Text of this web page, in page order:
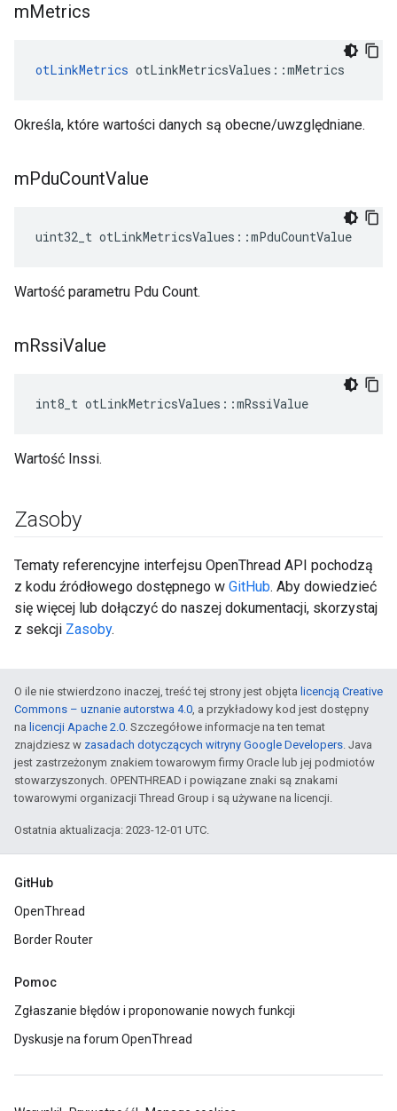
mMetrics
otLinkMetrics otLinkMetricsValues ::mMetrics
Określa, które wartości danych są obecne/uwzględniane.
mPduCountValue
uint32_t otLinkMetricsValues ::mPduCountValue
Wartość parametru Pdu Count.
mRssiValue
int8_t otLinkMetricsValues ::mRssiValue
Wartość Inssi.
Zasoby
Tematy referencyjne interfejsu OpenThread API pochodzą
z kodu źródłowego dostępnego w GitHub. Aby dowiedzieć
się więcej lub dołączyć do naszej dokumentacji, skorzystaj
z sekcji Zasoby.
O ile nie stwierdzono inaczej, treść tej strony jest objęta licencją Creative
Commons – uznanie autorstwa 4.0, a przykładowy kod jest dostępny
na licencji Apache 2.0. Szczegółowe informacje na ten temat
znajdziesz w zasadach dotyczących witryny Google Developers. Java
jest zastrzeżonym znakiem towarowym firmy Oracle lub jej podmiotów
stowarzyszonych. OPENTHREAD i powiązane znaki są znakami
towarowymi organizacji Thread Group i są używane na licencji.
Ostatnia aktualizacja: 2023-12-01 UTC.
GitHub
OpenThread
Border Router
Pomoc
Zgłaszanie błędów i proponowanie nowych funkcji
Dyskusje na forum OpenThread